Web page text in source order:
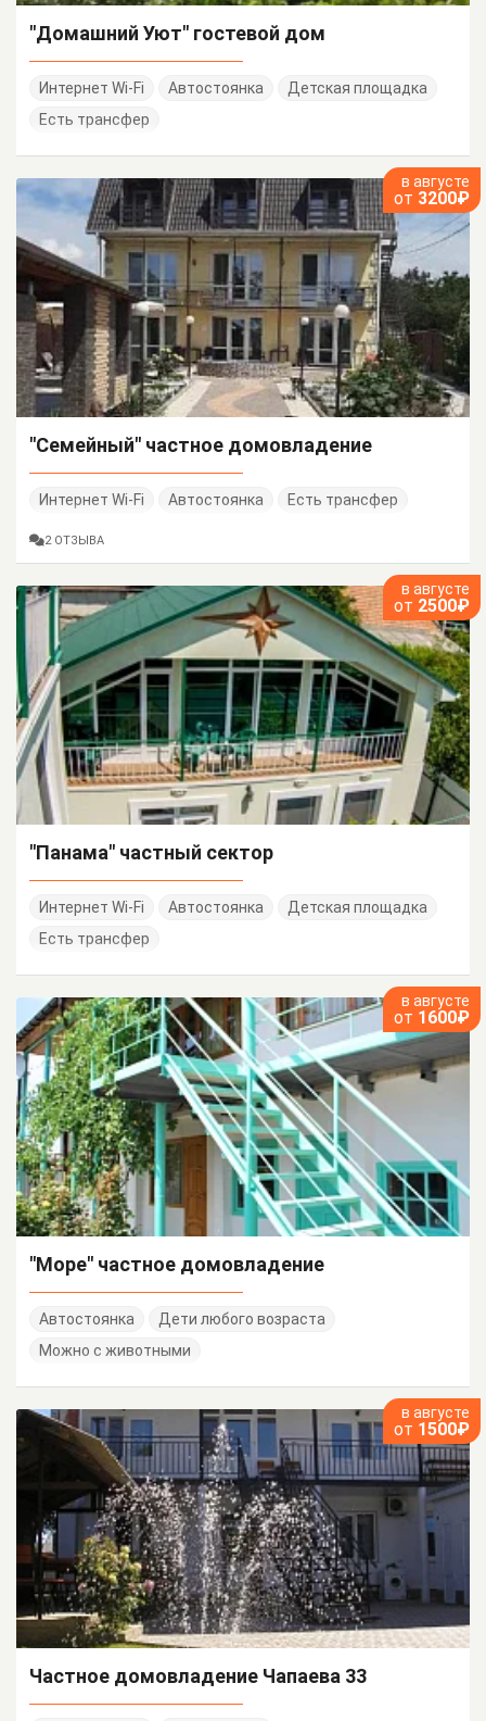
"Домашний Уют" гостевой дом
Интернет Wi-Fi Автостоянка
Детская площадка
Есть трансфер
в августе
от 3200₽
"Семейный" частное домовладение
Интернет Wi-Fi Автостоянка Есть трансфер
2 ОТЗЫВА
в августе
от 2500₽
"Панама" частный сектор
Интернет Wi-Fi Автостоянка
Детская площадка
Есть трансфер
в августе
от 1600₽
"Море" частное домовладение
Автостоянка
Дети любого возраста
Можно с животными
в августе
от 1500₽
Частное домовладение Чапаева 33